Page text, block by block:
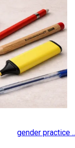
gender practice ..